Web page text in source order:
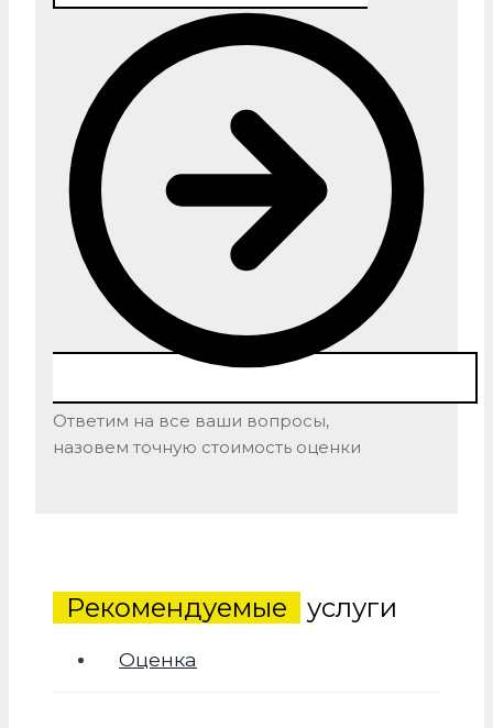
Ответим на все ваши вопросы,
назовем точную стоимость оценки
Рекомендуемые услуги
Оценка